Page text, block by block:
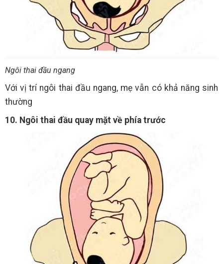
Ngôi thai đầu ngang
Với vị trí ngôi thai đầu ngang, mẹ vẫn có khả năng sinh
thường
10. Ngôi thai đầu quay mặt về phía trước